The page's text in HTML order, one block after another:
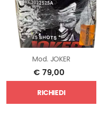
Mod. JOKER
€ 79,00
RICHIEDI